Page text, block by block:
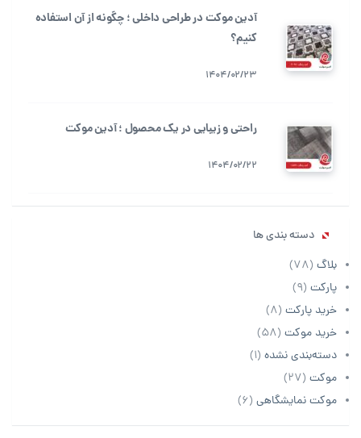
آدین موکت در طراحی داخلی ؛ چگونه از آن استفاده
کنیم؟
1404/02/23
راحتی و زیبایی در یک محصول ؛ آدین موکت
1404/02/22
دسته بندی ها
بلاگ (78)
پارکت (9)
خرید پارکت (8)
خرید موکت (58)
دسته‌بندی نشده (1)
موکت (27)
موکت نمایشگاهی (6)